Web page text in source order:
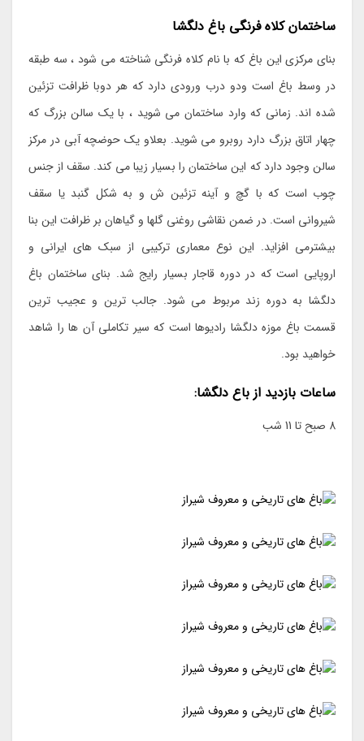
ساختمان کلاه فرنگی باغ دلگشا
بنای مرکزی این باغ که با نام کلاه فرنگی شناخته می شود ، سه طبقه
در وسط باغ است ودو درب ورودی دارد که هر دوبا ظرافت تزئین
شده اند. زمانی که وارد ساختمان می شوید ، با یک سالن بزرگ که
چهار اتاق بزرگ دارد روبرو می شوید. بعلاو یک حوضچه آبی در مرکز
سالن وجود دارد که این ساختمان را بسیار زیبا می کند. سقف از جنس
چوب است که با گچ و آینه تزئین ش و به شکل گنبد یا سقف
شیروانی است. در ضمن نقاشی روغنی گلها و گیاهان بر ظرافت این بنا
بیشترمی افزاید. این نوع معماری ترکیبی از سبک های ایرانی و
اروپایی است که در دوره قاجار بسیار رایج شد. بنای ساختمان باغ
دلگشا به دوره زند مربوط می شود. جالب ترین و عجیب ترین
قسمت باغ موزه دلگشا رادیوها است که سیر تکاملی آن ها را شاهد
خواهید بود.
ساعات بازدید از باع دلگشا:
8 صبح تا 11 شب